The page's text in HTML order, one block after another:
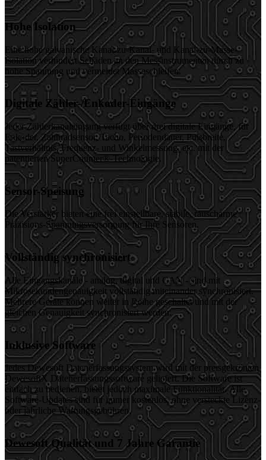
Hohe Isolation
Eine hohe galvanische Kanal-zu-Kanal- und Kanal-zu-Masse-
Isolation verhindert Schäden an den Messinstrumenten durch zu
hohe Spannung und vermeidet Masseschleifen.
Digitale Zähler-/Enkoder-Eingänge
Jeder Zählerkanaleingang verfügt über drei digitale Eingänge, für
Enkoder, Zahnradsensor, Tacho, Periodendauer, Pulsbreite,
Tastverhältnis, Frequenz- und Winkelmessung, etc. mit der
patentierten SuperCounter®-Technologie.
Sensor-Speisung
Die Verstärker bieten eine frei einstellbare, stabile, rauscharme
Präzisions-Spannungsversorgung für Ihre Sensoren.
Vollständig synchronisiert
Alle Eingangskanäle - analog, digital und CAN - sind mit
Mikrosekundengenauigkeit vollständig miteinander synchronisiert.
Mehrere Geräte können weiter in Reihe geschaltet und mit der
gleichen Genauigkeit synchronisiert werden.
Inklusive Software
Jedes Dewesoft Datenerfassungssystem wird mit der preisgekrönten
DewesoftX Datenerfassungssoftware geliefert. Die Software ist
einfach zu bedienen, bietet jedoch maximale Funktionalität. Alle
Software-Updates sind für immer kostenlos, ohne versteckte Lizenz-
oder jährliche Wartungsgebühren.
Dewesoft Qualität und 7 Jahre Garantie